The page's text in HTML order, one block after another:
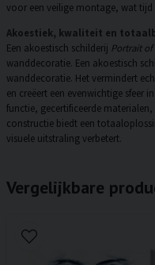
voor een veilige montage, wat
Akoestiek, kwaliteit en
Een akoestisch schilderij Portrait
wanddecoratie. Een akoestisch
wanddecoratie. Het vermindert
en creëert een evenwichtige sfeer
functie, gecertificeerde
constructie biedt een
visuele uitstraling verbetert.
Vergelijkbare